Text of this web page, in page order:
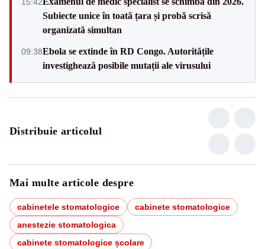
Subiecte unice în toată țara și probă scrisă
organizată simultan
09:38Ebola se extinde în RD Congo. Autoritățile
investighează posibile mutații ale virusului
Distribuie articolul
Mai multe articole despre
cabinetele stomatologice
cabinete stomatologice
anestezie stomatologica
cabinete stomatologice școlare